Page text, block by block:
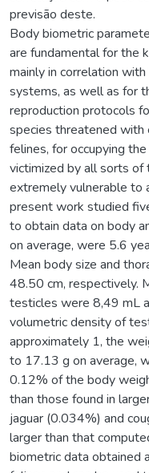
previsão deste.
Body biometric
are fundamental for the
mainly in correlation
systems, as well as for
reproduction protocols
species threatened with
felines, for occupying
victimized by all sorts of
extremely vulnerable to
present work studied
to obtain data on body
on average, were 5.6
Mean body size and
48.50 cm, respectively.
testicles were 8,49 mL
volumetric density of
approximately 1, the
to 17.13 g on average,
0.12% of the body
than those found in
jaguar (0.034%) and
larger than that
biometric data obtained